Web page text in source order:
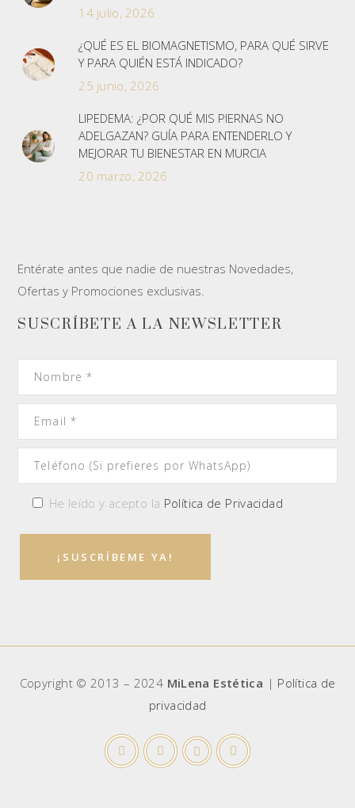
14 julio, 2026
¿QUÉ ES EL BIOMAGNETISMO, PARA QUÉ SIRVE
Y PARA QUIÉN ESTÁ INDICADO?
25 junio, 2026
LIPEDEMA: ¿POR QUÉ MIS PIERNAS NO
ADELGAZAN? GUÍA PARA ENTENDERLO Y
MEJORAR TU BIENESTAR EN MURCIA
20 marzo, 2026
Entérate antes que nadie de nuestras Novedades,
Ofertas y Promociones exclusivas.
SUSCRÍBETE A LA NEWSLETTER
He leído y acepto la Política de Privacidad
Copyright © 2013 – 2024 MiLena Estética | Política de
privacidad